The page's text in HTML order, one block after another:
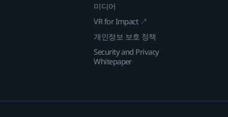
미디어
VR for Impact ↗
개인정보 보호 정책
Security and Privacy
Whitepaper